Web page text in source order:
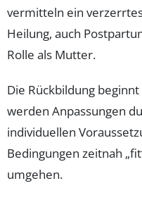
vermitteln ein
Heilung, auch
Rolle als Mutter.
Die Rückbildung
werden Anpassungen
individuellen
Bedingungen zeitnah
umgehen.